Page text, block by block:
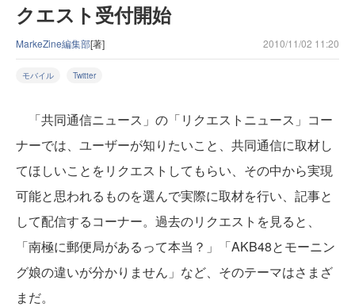
クエスト受付開始
MarkeZine編集部[著] 2010/11/02 11:20
モバイル Twitter
「共同通信ニュース」の「リクエストニュース」コー
ナーでは、ユーザーが知りたいこと、共同通信に取材し
てほしいことをリクエストしてもらい、その中から実現
可能と思われるものを選んで実際に取材を行い、記事と
して配信するコーナー。過去のリクエストを見ると、
「南極に郵便局があるって本当？」「AKB48とモーニン
グ娘の違いが分かりません」など、そのテーマはさまざ
まだ。